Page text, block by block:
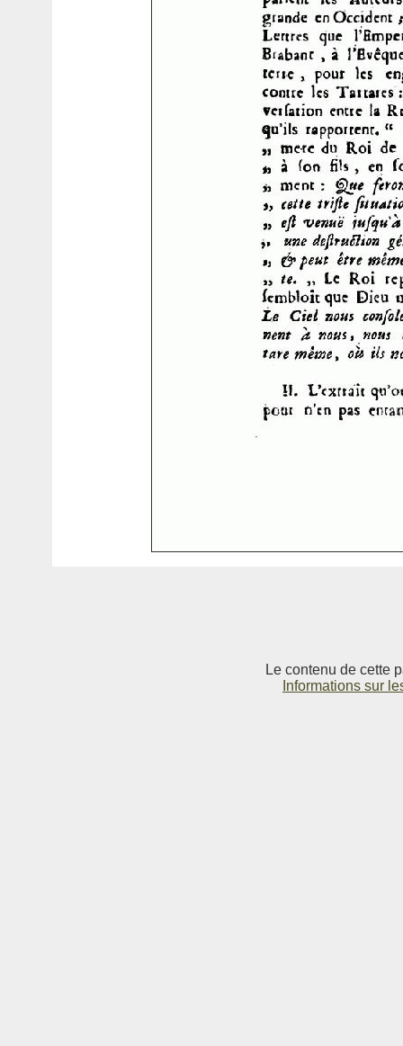
Le contenu de cette
Informations sur